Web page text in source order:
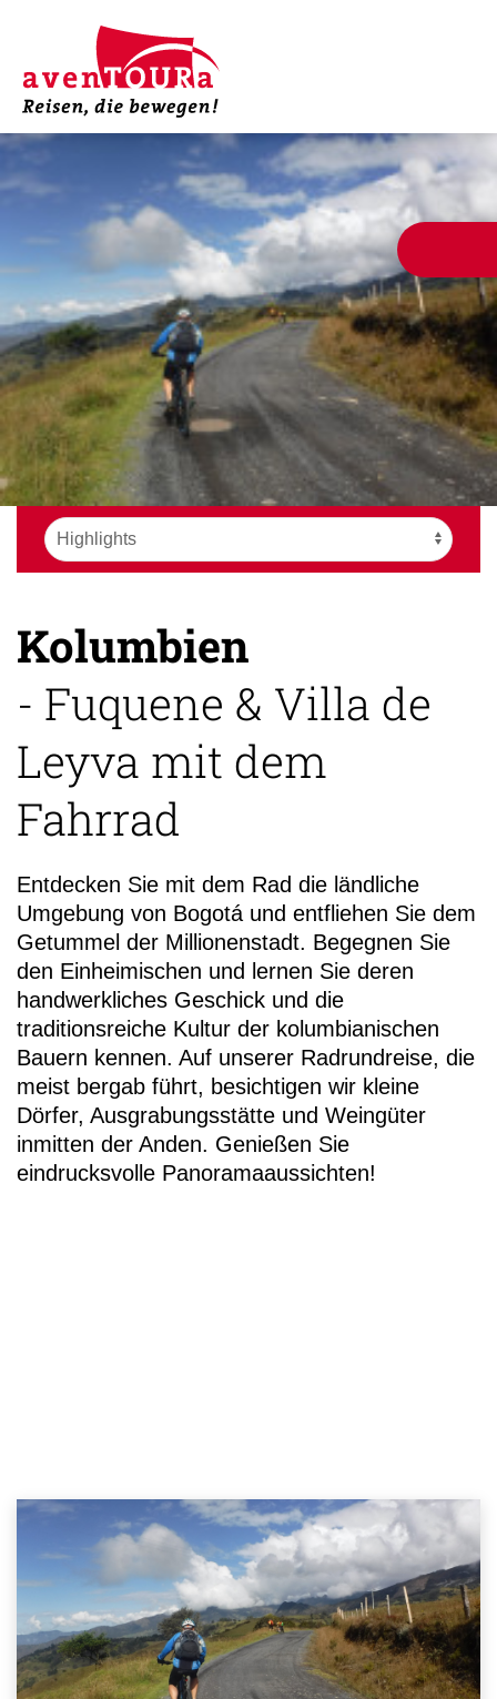
Kolumbien
- Fuquene & Villa de
Leyva mit dem
Fahrrad
Entdecken Sie mit dem Rad die ländliche
Umgebung von Bogotá und entfliehen Sie dem
Getummel der Millionenstadt. Begegnen Sie
den Einheimischen und lernen Sie deren
handwerkliches Geschick und die
traditionsreiche Kultur der kolumbianischen
Bauern kennen. Auf unserer Radrundreise, die
meist bergab führt, besichtigen wir kleine
Dörfer, Ausgrabungsstätte und Weingüter
inmitten der Anden. Genießen Sie
eindrucksvolle Panoramaaussichten!
19